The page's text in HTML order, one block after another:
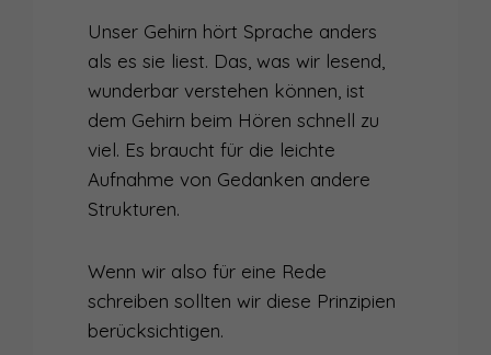
Unser Gehirn hört Sprache anders
als es sie liest. Das, was wir lesend,
wunderbar verstehen können, ist
dem Gehirn beim Hören schnell zu
viel. Es braucht für die leichte
Aufnahme von Gedanken andere
Strukturen.
Wenn wir also für eine Rede
schreiben sollten wir diese Prinzipien
berücksichtigen.